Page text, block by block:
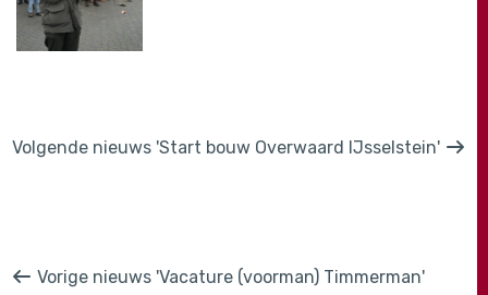
Volgende nieuws 'Start bouw Overwaard IJsselstein'
Vorige nieuws 'Vacature (voorman) Timmerman'